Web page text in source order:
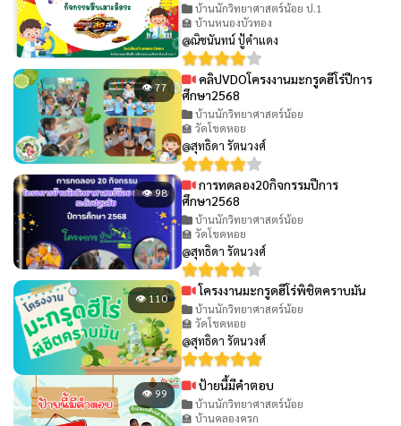
บ้านนักวิทยาศาสตร์น้อย ป.1
🏫 บ้านหนองบัวทอง
@ณิชนันทน์ ปู้คำแดง
👁 77
คลิปVDOโครงงานมะกรูดฮีโร่ปีการ
ศึกษา2568
บ้านนักวิทยาศาสตร์น้อย
🏫 วัดโขดหอย
@สุทธิดา รัตนวงศ์
👁 98
การทดลอง20กิจกรรมปีการ
ศึกษา2568
บ้านนักวิทยาศาสตร์น้อย
🏫 วัดโขดหอย
@สุทธิดา รัตนวงศ์
👁 110 โครงงานมะกรูดฮีโร่พิชิตคราบมัน
บ้านนักวิทยาศาสตร์น้อย
🏫 วัดโขดหอย
@สุทธิดา รัตนวงศ์
👁 99 ป้ายนี้มีคำตอบ
บ้านนักวิทยาศาสตร์น้อย
🏫 บ้านคลองครก